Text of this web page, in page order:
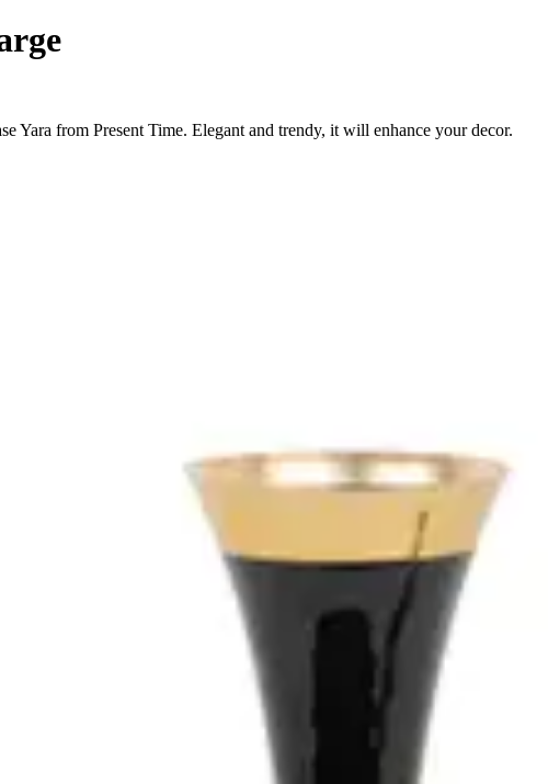
Yara from Present Time. Elegant and trendy, it will enhance your decor.